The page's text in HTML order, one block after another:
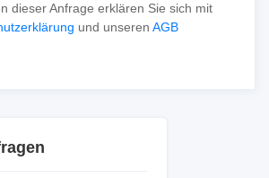
dieser Anfrage erklären Sie sich mit
und unseren AGB